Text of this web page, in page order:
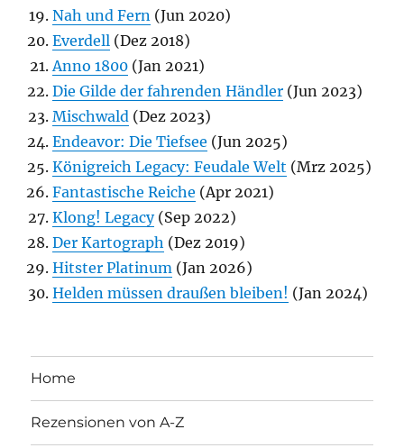
Nah und Fern (Jun 2020)
Everdell (Dez 2018)
Anno 1800 (Jan 2021)
Die Gilde der fahrenden Händler (Jun 2023)
Mischwald (Dez 2023)
Endeavor: Die Tiefsee (Jun 2025)
Königreich Legacy: Feudale Welt (Mrz 2025)
Fantastische Reiche (Apr 2021)
Klong! Legacy(Sep 2022)
Der Kartograph (Dez 2019)
Hitster Platinum (Jan 2026)
Helden müssen draußen bleiben! (Jan 2024)
Home
Rezensionen von A-Z